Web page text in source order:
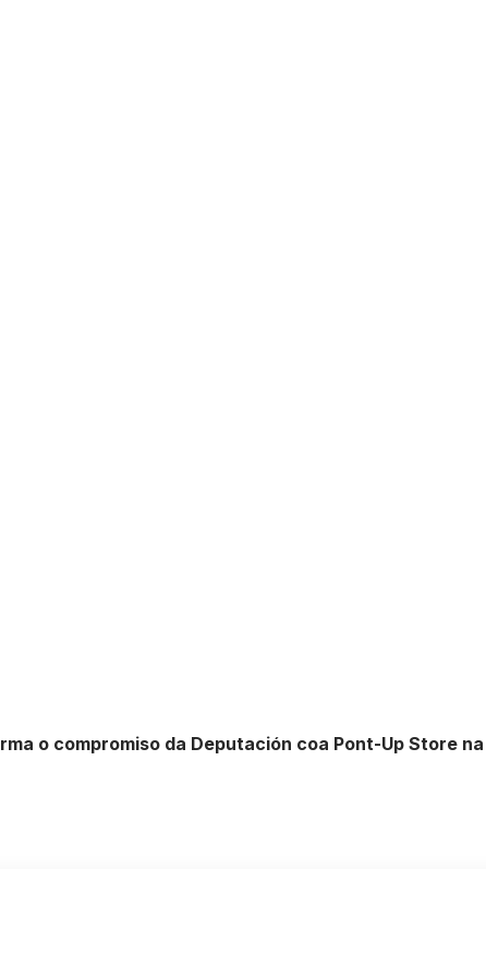
o compromiso da Deputación coa Pont-Up Store